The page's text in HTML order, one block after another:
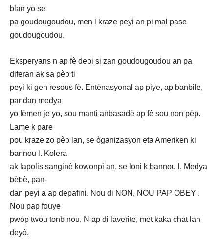
blan yo se
pa goudougoudou, men l kraze peyi an pi mal pase
goudougoudou.
Eksperyans n ap fè depi si zan goudougoudou an pa
diferan ak sa pèp ti
peyi ki gen resous fè. Entènasyonal ap piye, ap banbile,
pandan medya
yo fèmen je yo, sou manti anbasadè ap fè sou non pèp.
Lame k pare
pou kraze zo pèp lan, se òganizasyon eta Ameriken ki
bannou l. Kolera
ak lapolis sanginè kowonpi an, se loni k bannou l. Medya
bèbè, pan-
dan peyi a ap depafini. Nou di NON, NOU PAP OBEYI.
Nou pap fouye
pwòp twou tonb nou. N ap di laverite, met kaka chat lan
deyò.